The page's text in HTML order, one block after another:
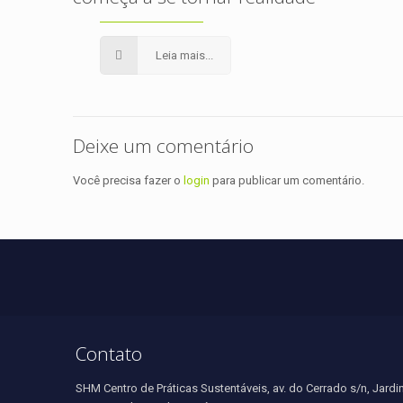
Leia mais...
Deixe um comentário
Você precisa fazer ologin para publicar um comentário.
Contato
SHM Centro de Práticas Sustentáveis, av. do Cerrado s/n,